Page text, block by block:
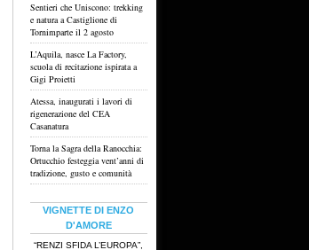
Sentieri che Uniscono: trekking
e natura a Castiglione di
Tornimparte il 2 agosto
L’Aquila, nasce La Factory,
scuola di recitazione ispirata a
Gigi Proietti
Atessa, inaugurati i lavori di
rigenerazione del CEA
Casanatura
Torna la Sagra della Ranocchia:
Ortucchio festeggia vent’anni di
tradizione, gusto e comunità
VIGNETTE DI ENZO
D'AMORE
“RENZI SFIDA L’EUROPA”,